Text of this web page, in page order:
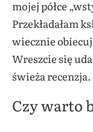
mojej półce
Przekładałam
wiecznie
Wreszcie się
świeża recenzja.
Czy warto